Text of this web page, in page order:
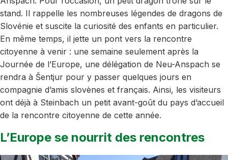
stand. Il rappelle les nombreuses légendes de dragons de
Slovénie et suscite la curiosité des enfants en particulier.
En même temps, il jette un pont vers la rencontre
citoyenne à venir : une semaine seulement après la
Journée de l’Europe, une délégation de Neu-Anspach se
rendra à Šentjur pour y passer quelques jours en
compagnie d’amis slovènes et français. Ainsi, les visiteurs
ont déjà à Steinbach un petit avant-goût du pays d’accueil
de la rencontre citoyenne de cette année.
L’Europe se nourrit des rencontres